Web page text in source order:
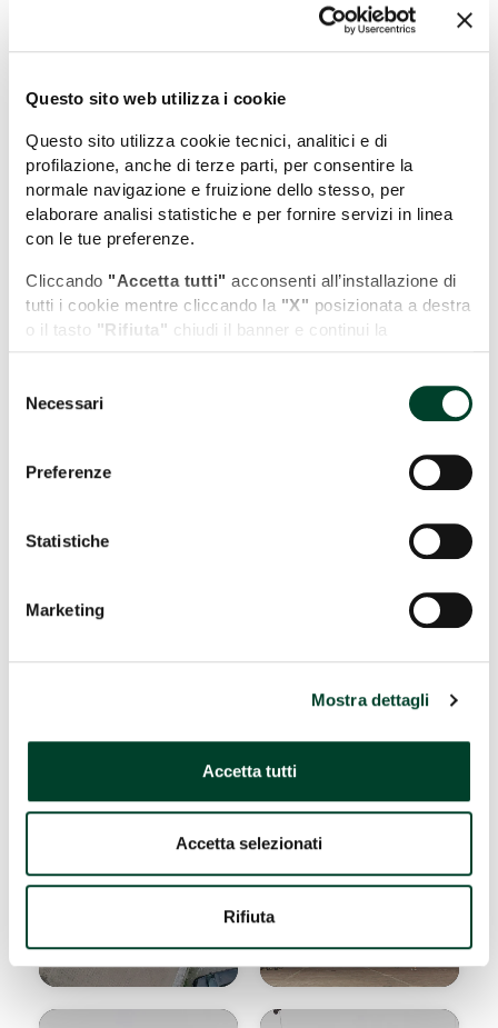
Questo sito web utilizza i cookie
Questo sito utilizza cookie tecnici, analitici e di
profilazione, anche di terze parti, per consentire la
normale navigazione e fruizione dello stesso, per
elaborare analisi statistiche e per fornire servizi in linea
con le tue preferenze.
Cliccando "Accetta tutti" acconsenti all’installazione di
tutti i cookie mentre cliccando la "X" posizionata a destra
o il tasto "Rifiuta" chiudi il banner e continui la
Puoi modificare in ogni momento le tue preferenze
cliccando l'apposita icona posizionata in basso a sinistra;
Policy cliccando sull'apposito link presente nel footer del
delNecessari
Preferenze
Statistiche
Marketing
Mostra dettagli
Accetta tutti
Accetta selezionati
Rifiuta
| Map data (c)OpenStreetMap contributors
Potrebbe interessarti anche...
Church of
Municipal
Library
Town Hall)
#Historic
buildings and